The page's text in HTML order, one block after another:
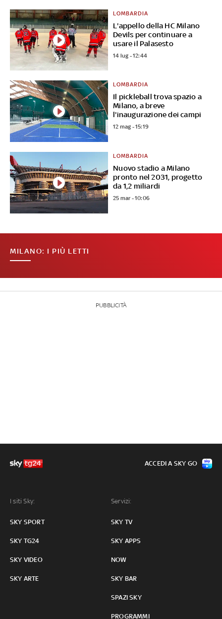
L'appello della HC Milano
Devils per continuare a
usare il Palasesto
LOMBARDIA
14 lug - 12:44
Il pickleball trova spazio a
Milano, a breve
l'inaugurazione dei campi
LOMBARDIA
12 mag - 15:19
Nuovo stadio a Milano
pronto nel 2031, progetto
da 1,2 miliardi
LOMBARDIA
25 mar - 10:06
MILANO: I PIÙ LETTI
PUBBLICITÀ
I siti Sky:
SKY SPORT
SKY TG24
SKY VIDEO
SKY ARTE
Servizi:
SKY TV
SKY APPS
NOW
SKY BAR
SPAZI SKY
PROGRAMMI
ACCEDI A SKY GO